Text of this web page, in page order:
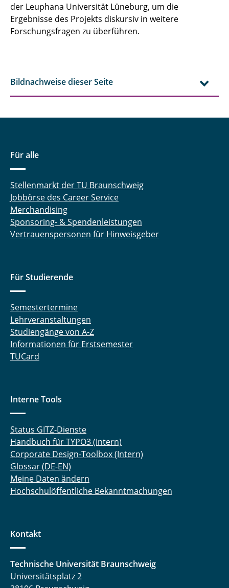
der Leuphana Universität Lüneburg, um die
Ergebnisse des Projekts diskursiv in weitere
Forschungsfragen zu überführen.
Bildnachweise dieser Seite
Für alle
Stellenmarkt der TU Braunschweig
Jobbörse des Career Service
Merchandising
Sponsoring- & Spendenleistungen
Vertrauenspersonen für Hinweisgeber
Für Studierende
Semestertermine
Lehrveranstaltungen
Studiengänge von A-Z
Informationen für Erstsemester
TUCard
Interne Tools
Status GITZ-Dienste
Handbuch für TYPO3 (Intern)
Corporate Design-Toolbox (Intern)
Glossar (DE-EN)
Meine Daten ändern
Hochschulöffentliche Bekanntmachungen
Kontakt
Technische Universität Braunschweig
Universitätsplatz 2